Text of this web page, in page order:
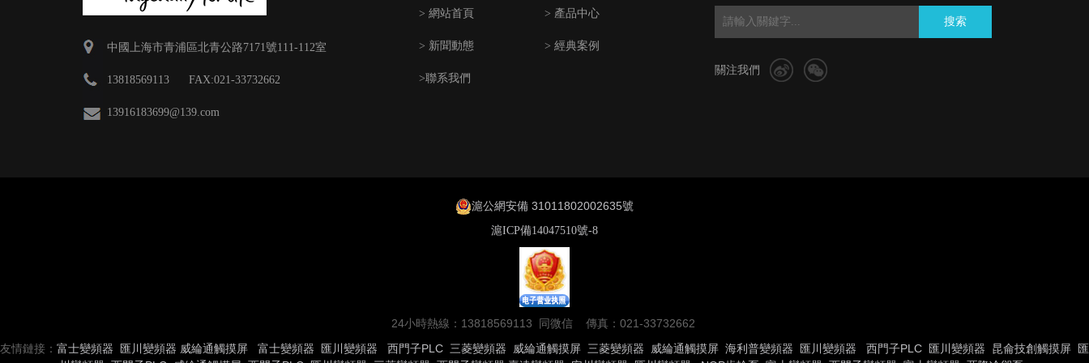
中國上海市青浦區北青公路7171號111-112室
13818569113 FAX:021-33732662
13916183699@139.com
> 網站首頁 > 產品中心
> 新聞動態 > 經典案例
>聯系我們
搜索
關注我們
滬公網安備 31011802002635號
滬ICP備14047510號-8
24小時熱線：13818569113 同微信 傳真：021-33732662
友情鏈接： 富士變頻器 匯川變頻器 威綸通觸摸屏 富士變頻器 匯川變頻器 西門子PLC 三菱變頻器 威綸通觸摸屏 三菱變頻器 威綸通觸摸屏 海利普變頻器 匯川變頻器 西門子PLC 匯川變頻器 昆侖技創觸摸屏
匯